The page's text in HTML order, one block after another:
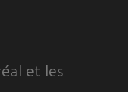
et les